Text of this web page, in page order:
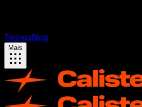
TreinosBlog
Mais